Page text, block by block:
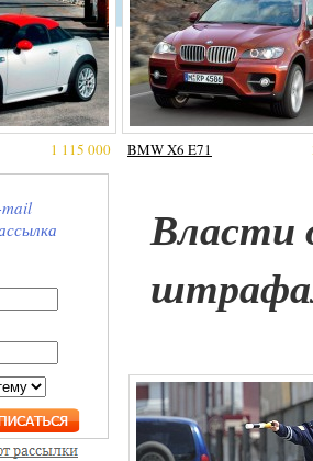
1 115 000 BMW X6 E71
Власти